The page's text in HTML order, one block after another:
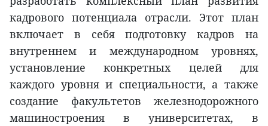
кадрового потенциала отрасли. Этот план
включает в себя подготовку кадров на
внутреннем и международном уровнях,
установление конкретных целей для
каждого уровня и специальности, а также
создание факультетов железнодорожного
машиностроения в университетах, в